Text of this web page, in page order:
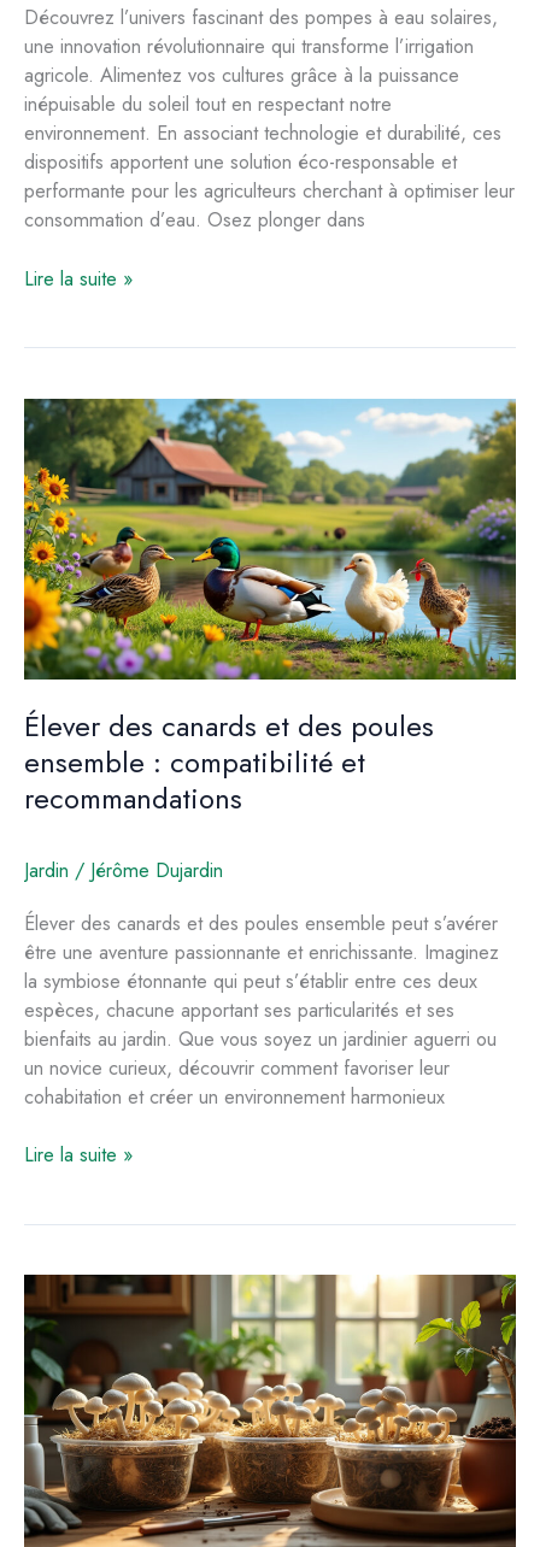
Découvrez l’univers fascinant des pompes à eau solaires,
une innovation révolutionnaire qui transforme l’irrigation
agricole. Alimentez vos cultures grâce à la puissance
inépuisable du soleil tout en respectant notre
environnement. En associant technologie et durabilité, ces
dispositifs apportent une solution éco-responsable et
performante pour les agriculteurs cherchant à optimiser leur
consommation d’eau. Osez plonger dans
Pompe
pour
optimiser
l’irrigation
agricole
Lire la suite »
Élever des canards et des poules
ensemble : compatibilité et
recommandations
Jardin / Jérôme Dujardin
Élever des canards et des poules ensemble peut s’avérer
être une aventure passionnante et enrichissante. Imaginez
la symbiose étonnante qui peut s’établir entre ces deux
espèces, chacune apportant ses particularités et ses
bienfaits au jardin. Que vous soyez un jardinier aguerri ou
un novice curieux, découvrir comment favoriser leur
cohabitation et créer un environnement harmonieux
Élever
des
poules
ensemble
compatibilité
et
recommandations
Lire la suite »